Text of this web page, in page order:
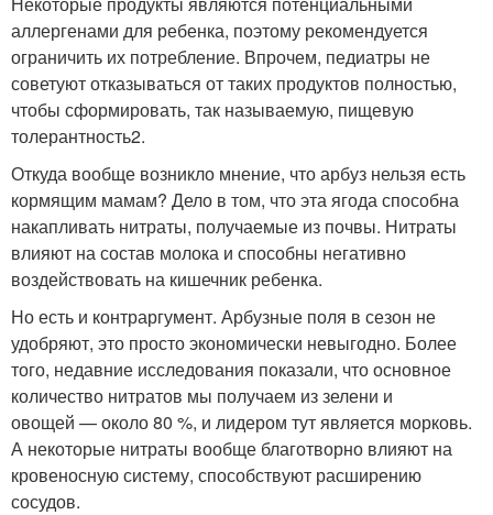
аллергенами для ребенка, поэтому рекомендуется
ограничить их потребление. Впрочем, педиатры не
советуют отказываться от таких продуктов полностью,
чтобы сформировать, так называемую, пищевую
толерантность2.
Откуда вообще возникло мнение, что арбуз нельзя есть
кормящим мамам? Дело в том, что эта ягода способна
накапливать нитраты, получаемые из почвы. Нитраты
влияют на состав молока и способны негативно
воздействовать на кишечник ребенка.
Но есть и контраргумент. Арбузные поля в сезон не
удобряют, это просто экономически невыгодно. Более
того, недавние исследования показали, что основное
количество нитратов мы получаем из зелени и
овощей — около 80 %, и лидером тут является морковь.
А некоторые нитраты вообще благотворно влияют на
кровеносную систему, способствуют расширению
сосудов.